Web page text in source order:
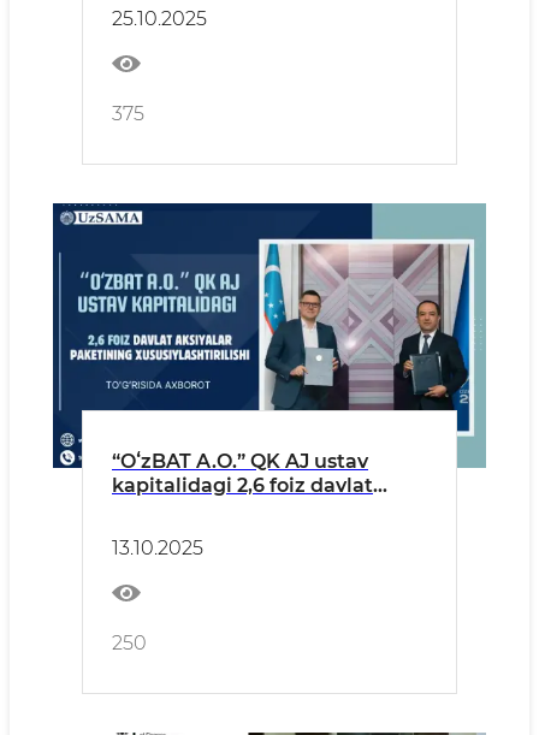
Davlat aktivlarini boshqarish
agentligi o‘rtasida xodimlar
almashinuvi dasturi
muvaffaqiyatli amalga oshirildi
25.10.2025
375
“OʻzBAT A.O.” QK AJ ustav
kapitalidagi 2,6 foiz davlat
axborot
13.10.2025
250